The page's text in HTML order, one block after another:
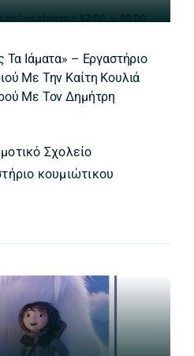
Ιάματα» – Εργαστήριο
Με Την Καίτη Κουλιά
Με Τον Δημήτρη
Σχολείο
κουμιώτικου